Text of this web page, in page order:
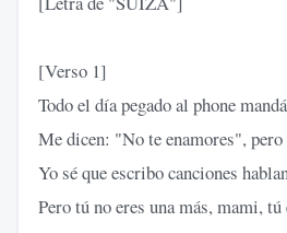
[Verso 1]
Todo el día pegado al phone
Me dicen: "No te enamores", pero
Yo sé que escribo canciones
Pero tú no eres una más, mami, tú